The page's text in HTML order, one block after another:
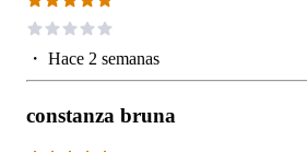
・ Hace 2 semanas
constanza bruna